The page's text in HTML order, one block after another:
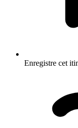
Enregistre cet